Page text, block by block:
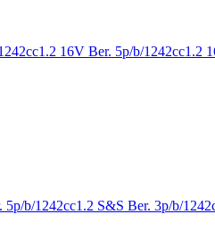
1.2 16V Ber. 5p/b/1242cc1.2
5p/b/1242cc1.2 S&S Ber. 3p/b/